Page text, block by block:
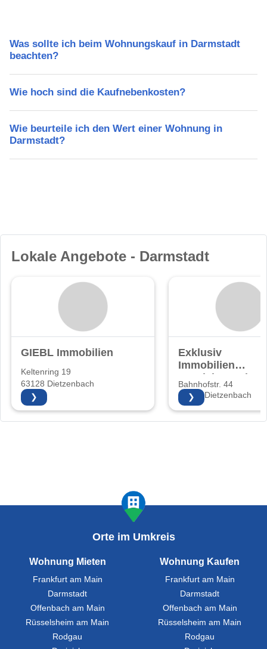
Was sollte ich beim Wohnungskauf in Darmstadt
beachten?
Wie hoch sind die Kaufnebenkosten?
Wie beurteile ich den Wert einer Wohnung in
Darmstadt?
Lokale Angebote - Darmstadt
GIEBL Immobilien
Keltenring 19
63128 Dietzenbach
❯
Exklusiv
Immobilien
Vertriebs GmbH
Bahnhofstr. 44
63128 Dietzenbach
❯
Orte im Umkreis
Wohnung Mieten
Frankfurt am Main
Darmstadt
Offenbach am Main
Rüsselsheim am Main
Rodgau
Wohnung Kaufen
Frankfurt am Main
Darmstadt
Offenbach am Main
Rüsselsheim am Main
Rodgau